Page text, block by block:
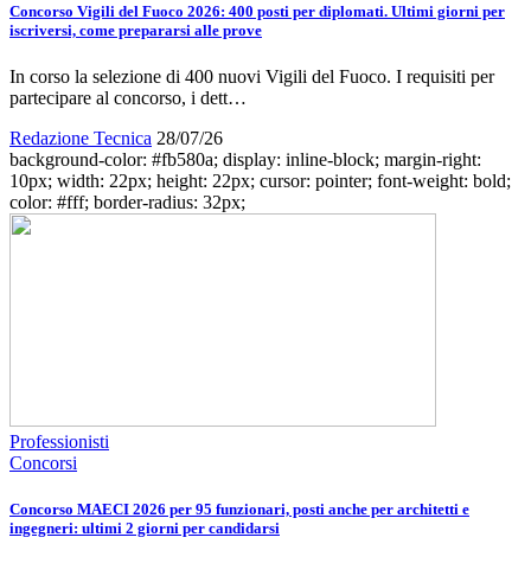
Concorso Vigili del Fuoco 2026: 400 posti per diplomati. Ultimi giorni per
iscriversi, come prepararsi alle prove
In corso la selezione di 400 nuovi Vigili del Fuoco. I requisiti per
partecipare al concorso, i dett…
Redazione Tecnica 28/07/26
background-color: #fb580a; display: inline-block; margin-right:
10px; width: 22px; height: 22px; cursor: pointer; font-weight: bold;
color: #fff; border-radius: 32px;
Professionisti
Concorsi
Concorso MAECI 2026 per 95 funzionari, posti anche per architetti e
ingegneri: ultimi 2 giorni per candidarsi